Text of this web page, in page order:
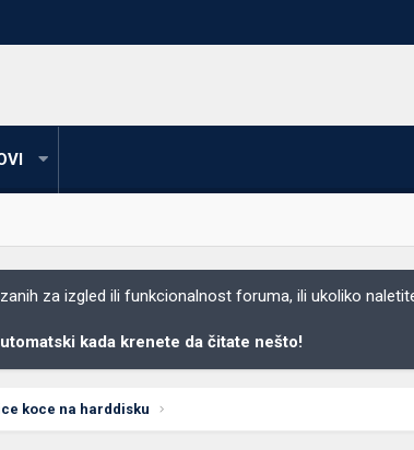
za izgled ili funkcionalnost foruma, ili ukoliko
kada krenete da čitate nešto!
koce na harddisku